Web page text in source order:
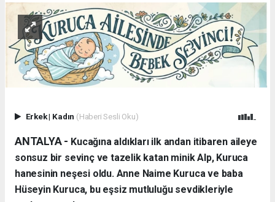
Erkek| Kadın (Haberi Sesli Oku)
ANTALYA - ​ Kucağına aldıkları ilk andan itibaren aileye
sonsuz bir sevinç ve tazelik katan minik Alp, Kuruca
hanesinin neşesi oldu. Anne Naime Kuruca ve baba
Hüseyin Kuruca, bu eşsiz mutluluğu sevdikleriyle